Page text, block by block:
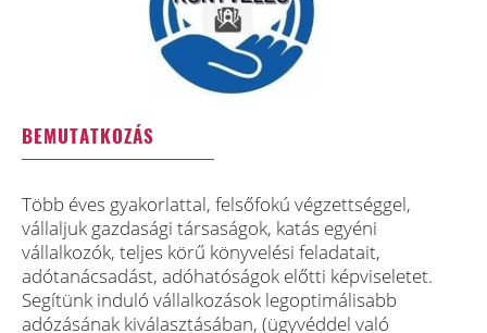
BEMUTATKOZÁS
Több éves gyakorlattal, felsőfokú végzettséggel,
vállaljuk gazdasági társaságok, katás egyéni
vállalkozók, teljes körű könyvelési feladatait,
adótanácsadást, adóhatóságok előtti képviseletet.
Segítünk induló vállalkozások legoptimálisabb
adózásának kiválasztásában, (ügyvéddel való